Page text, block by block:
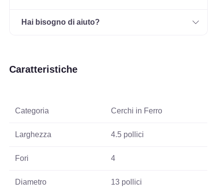
Hai bisogno di aiuto?
Caratteristiche
Categoria Cerchi in Ferro
Larghezza 4.5 pollici
Fori 4
Diametro 13 pollici